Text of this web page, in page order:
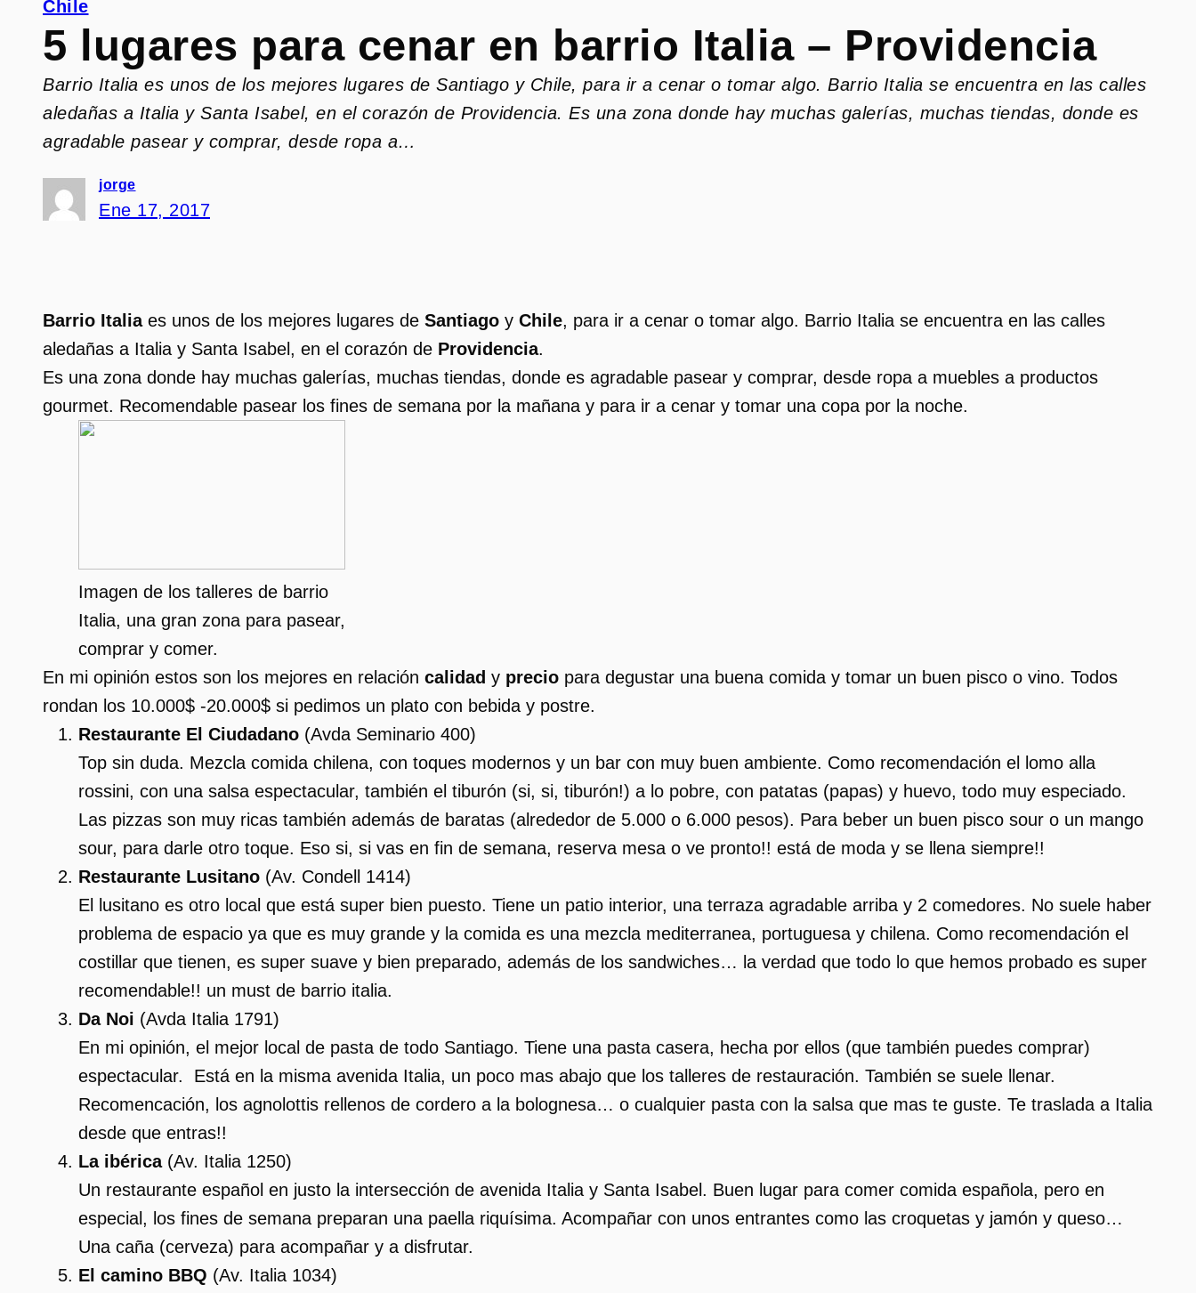
Chile
5 lugares para cenar en barrio Italia – Providencia
Barrio Italia es unos de los mejores lugares de Santiago y Chile, para ir a cenar o tomar algo. Barrio Italia se encuentra en las calles
aledañas a Italia y Santa Isabel, en el corazón de Providencia. Es una zona donde hay muchas galerías, muchas tiendas, donde es
agradable pasear y comprar, desde ropa a…
jorge
Ene 17, 2017
Barrio Italiaes unos de los mejores lugares de Santiago y Chile, para ir a cenar o tomar algo. Barrio Italia se encuentra en las calles
aledañas a Italia y Santa Isabel, en el corazón de Providencia.
Es una zona donde hay muchas galerías, muchas tiendas, donde es agradable pasear y comprar, desde ropa a muebles a productos
gourmet. Recomendable pasear los fines de semana por la mañana y para ir a cenar y tomar una copa por la noche.
Imagen de los talleres de barrio
Italia, una gran zona para pasear,
comprar y comer.
En mi opinión estos son los mejores en relación calidad y precio para degustar una buena comida y tomar un buen pisco o vino. Todos
rondan los 10.000$ -20.000$ si pedimos un plato con bebida y postre.
Restaurante El Ciudadano (Avda Seminario 400)
Top sin duda. Mezcla comida chilena, con toques modernos y un bar con muy buen ambiente. Como recomendación el lomo alla
rossini, con una salsa espectacular, también el tiburón (si, si, tiburón!) a lo pobre, con patatas (papas) y huevo, todo muy especiado.
Las pizzas son muy ricas también además de baratas (alrededor de 5.000 o 6.000 pesos). Para beber un buen pisco sour o un mango
sour, para darle otro toque. Eso si, si vas en fin de semana, reserva mesa o ve pronto!! está de moda y se llena siempre!!
Restaurante Lusitano (Av. Condell 1414)
El lusitano es otro local que está super bien puesto. Tiene un patio interior, una terraza agradable arriba y 2 comedores. No suele haber
problema de espacio ya que es muy grande y la comida es una mezcla mediterranea, portuguesa y chilena. Como recomendación el
costillar que tienen, es super suave y bien preparado, además de los sandwiches… la verdad que todo lo que hemos probado es super
recomendable!! un must de barrio italia.
Da Noi (Avda Italia 1791)
En mi opinión, el mejor local de pasta de todo Santiago. Tiene una pasta casera, hecha por ellos (que también puedes comprar)
espectacular. Está en la misma avenida Italia, un poco mas abajo que los talleres de restauración. También se suele llenar.
Recomencación, los agnolottis rellenos de cordero a la bolognesa… o cualquier pasta con la salsa que mas te guste. Te traslada a Italia
desde que entras!!
La ibérica(Av. Italia 1250)
Un restaurante español en justo la intersección de avenida Italia y Santa Isabel. Buen lugar para comer comida española, pero en
especial, los fines de semana preparan una paella riquísima. Acompañar con unos entrantes como las croquetas y jamón y queso…
Una caña (cerveza) para acompañar y a disfrutar.
El camino BBQ (Av. Italia 1034)